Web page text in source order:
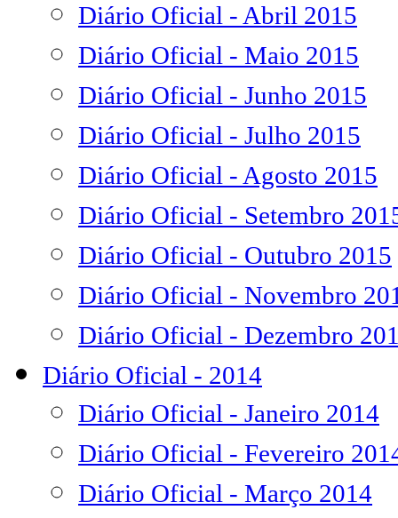
Diário Oficial - Abril 2015
Diário Oficial - Maio 2015
Diário Oficial - Junho 2015
Diário Oficial - Julho 2015
Diário Oficial - Agosto 2015
Diário Oficial - Setembro
Diário Oficial - Outubro 2015
Diário Oficial - Novembro
Diário Oficial - Dezembro
Diário Oficial - 2014
Diário Oficial - Janeiro 2014
Diário Oficial - Fevereiro
Diário Oficial - Março 2014